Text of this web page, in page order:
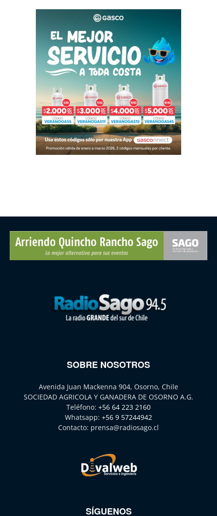
SOBRE NOSOTROS
Avenida Juan Mackenna 904, Osorno, Chile
SOCIEDAD AGRICOLA Y GANADERA DE OSORNO A.G.
Teléfono: +56 64 223 2160
Whatsapp: +56 9 57244942
Contacto: prensa@radiosago.cl
SÍGUENOS